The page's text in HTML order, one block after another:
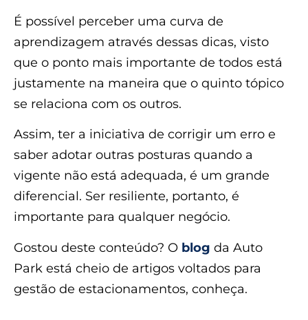
É possível perceber uma curva de
aprendizagem através dessas dicas, visto
que o ponto mais importante de todos está
justamente na maneira que o quinto tópico
se relaciona com os outros.
Assim, ter a iniciativa de corrigir um erro e
saber adotar outras posturas quando a
vigente não está adequada, é um grande
diferencial. Ser resiliente, portanto, é
importante para qualquer negócio.
Gostou deste conteúdo? O blog da Auto
Park está cheio de artigos voltados para
gestão de estacionamentos, conheça.